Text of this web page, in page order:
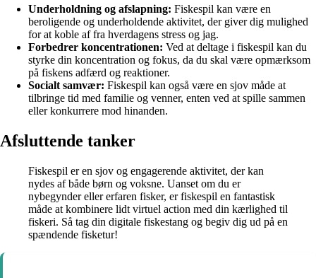
Underholdning og afslapning: Fiskespil kan være en
beroligende og underholdende aktivitet, der giver dig mulighed
for at koble af fra hverdagens stress og jag.
Forbedrer koncentrationen: Ved at deltage i fiskespil kan du
styrke din koncentration og fokus, da du skal være opmærksom
på fiskens adfærd og reaktioner.
Socialt samvær: Fiskespil kan også være en sjov måde at
tilbringe tid med familie og venner, enten ved at spille sammen
eller konkurrere mod hinanden.
Afsluttende tanker
Fiskespil er en sjov og engagerende aktivitet, der kan
nydes af både børn og voksne. Uanset om du er
nybegynder eller erfaren fisker, er fiskespil en fantastisk
måde at kombinere lidt virtuel action med din kærlighed til
fiskeri. Så tag din digitale fiskestang og begiv dig ud på en
spændende fisketur!